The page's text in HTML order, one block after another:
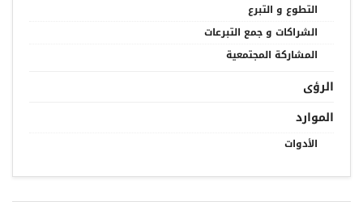
التطوع و التبرع
الشراكات و جمع التبرعات
المشاركة المجتمعية
الرؤى
الموارد
الأدوات